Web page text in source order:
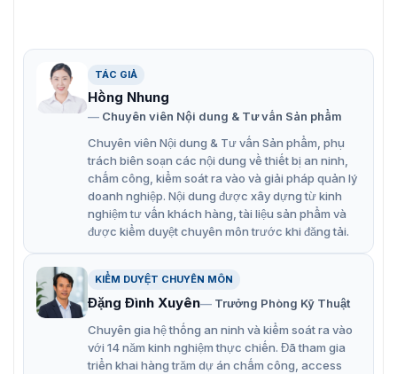
Fujica FJC-Z2358CE là sản phẩm luôn là lựa chọn hàng
đầu cho những dự án kiểm soát lối đi trong không gian
hẹp. Hiện đang là sản phẩm được đánh giá tốt từ khách
hàng sử dụng với nhiều công nghệ được được tích hợp:
Có kết nối đầu đọc thẻ thông minh
Có thể sử dụng quay một chiều hoặc hai chiều.
Chức năng tự động mở cửa khi gặp sự cố về nguồn
qua lại
Có độ an ninh và bảo mật cao, hỗ trợ quay đầu của
cửa quay
Hỗ trợ kết nối thiết bị công nghệ khác như máy chấm
TÁC GIẢ
Hồng Nhung
Chuyên viên Nội dung & Tư vấn Sản phẩm
Chuyên viên Nội dung & Tư vấn Sản phẩm, phụ
trách biên soạn các nội dung về thiết bị an ninh,
chấm công, kiểm soát ra vào và giải pháp quản lý
doanh nghiệp. Nội dung được xây dựng từ kinh
nghiệm tư vấn khách hàng, tài liệu sản phẩm và
được kiểm duyệt chuyên môn trước khi đăng tải.
KIỂM DUYỆT CHUYÊN MÔN
Đặng Đình Xuyên
Trưởng Phòng Kỹ Thuật
Chuyên gia hệ thống an ninh và kiểm soát ra vào
với 14 năm kinh nghiệm thực chiến. Đã tham gia
triển khai hàng trăm dự án chấm công, access